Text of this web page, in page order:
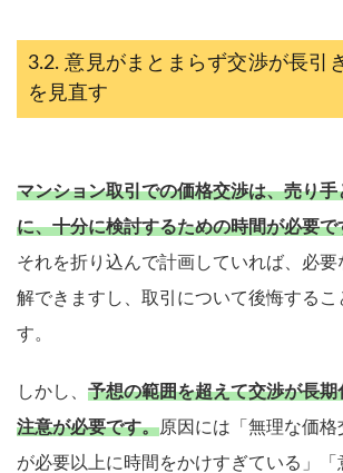
意見がまとまらず交渉が長引
を見直す
マンション取引での価格交渉は、売り
に、十分に検討するための時間が必要で
それを折り込んで計画していれば、必要
解できますし、取引について後悔するこ
す。
しかし、 予想の範囲を超えて交渉が長
注意が必要です。原因には「無理な価
が必要以上に時間をかけすぎている」「